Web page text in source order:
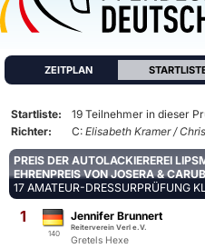
ZEITPLAN
Startliste:
19 Teilnehmer in dieser
Richter:
C: Elisabeth Kramer /
PREIS DER AUTOLACKIEREREI
EHRENPREIS VON JOSERA &
17 AMATEUR-DRESSURPRÜFUNG
1
140
Jennifer Brunnert
Reiterverein Verl e.V.
Gretels Hexe